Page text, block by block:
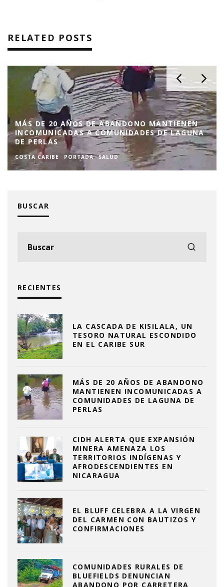
RELATED POSTS
MÁS DE 20 AÑOS DE ABANDONO MANTIENEN
INCOMUNICADAS A COMUNIDADES DE LAGUNA
DE PERLAS
COSTA CARIBE PORTADA SALUD
BUSCAR
RECIENTES
LA CASCADA DE KISILALA, UN
TESORO NATURAL ESCONDIDO
EN EL CARIBE SUR
MÁS DE 20 AÑOS DE ABANDONO
MANTIENEN INCOMUNICADAS A
COMUNIDADES DE LAGUNA DE
PERLAS
CIDH ALERTA QUE EXPANSIÓN
MINERA AMENAZA LOS
TERRITORIOS INDÍGENAS Y
AFRODESCENDIENTES EN
NICARAGUA
EL BLUFF CELEBRA A LA VIRGEN
DEL CARMEN CON BAUTIZOS Y
CONFIRMACIONES
COMUNIDADES RURALES DE
BLUEFIELDS DENUNCIAN
ABANDONO POR CARRETERA